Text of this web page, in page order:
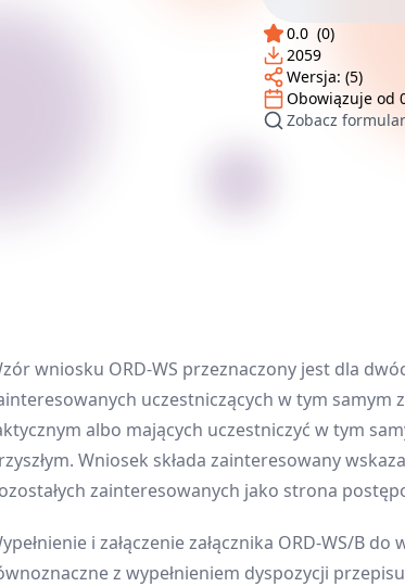
0.0 (0)
2059
Wersja: (5)
Obowiązuje od
Zobacz
wniosku ORD-WS przeznaczony jest dla
uczestniczących w tym samym
albo mających uczestniczyć w tym
Wniosek składa zainteresowany
zainteresowanych jako strona
i załączenie załącznika ORD-WS/B
z wypełnieniem dyspozycji